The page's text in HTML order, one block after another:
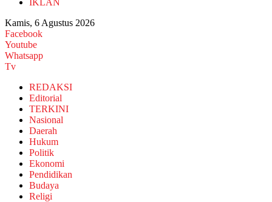
IKLAN
Kamis, 6 Agustus 2026
Facebook
Youtube
Whatsapp
Tv
REDAKSI
Editorial
TERKINI
Nasional
Daerah
Hukum
Politik
Ekonomi
Pendidikan
Budaya
Religi